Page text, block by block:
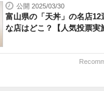
公開 2025/03/30
富山県の「天丼」の名店
な店はどこ？【人気投票実